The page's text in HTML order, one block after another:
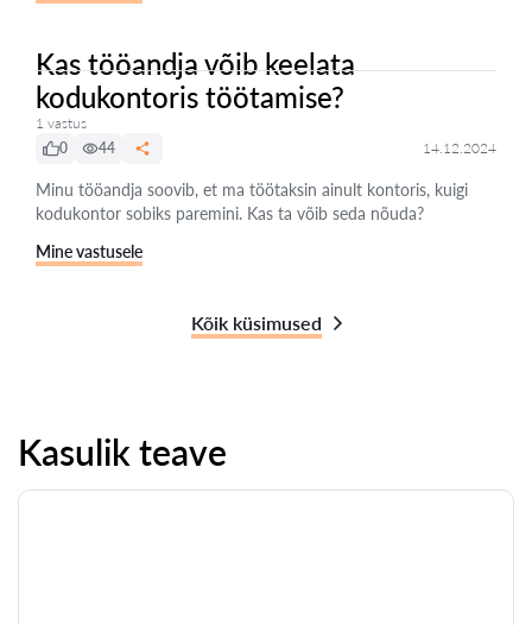
Kas tööandja võib keelata
kodukontoris töötamise?
1 vastus
0
44 14.12.2024
Minu tööandja soovib, et ma töötaksin ainult kontoris, kuigi
kodukontor sobiks paremini. Kas ta võib seda nõuda?
Mine vastusele
Kõik küsimused
Kasulik teave